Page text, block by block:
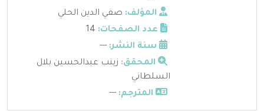
المؤلف: صفي الدين الحلي
عدد الصفحات:
سنة النشر: ---
المحقق: زينب عبدالحسين بلال
السلطاني
المترجم: ---